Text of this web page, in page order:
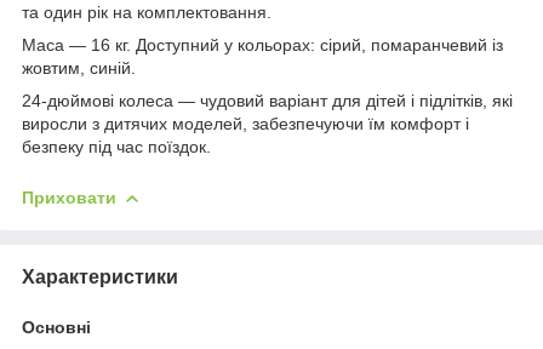
та один рік на комплектовання.
Маса — 16 кг. Доступний у кольорах: сірий, помаранчевий із
жовтим, синій.
24-дюймові колеса — чудовий варіант для дітей і підлітків, які
виросли з дитячих моделей, забезпечуючи їм комфорт і
безпеку під час поїздок.
Приховати
Характеристики
Основні